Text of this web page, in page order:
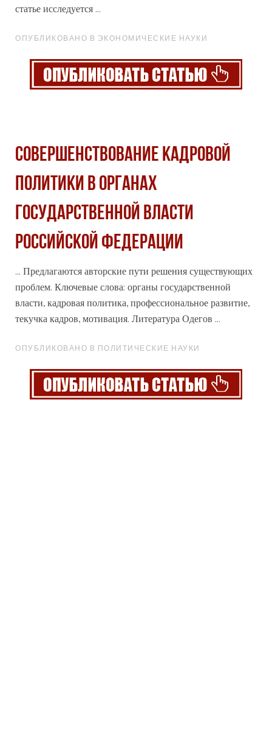
статье исследуется ...
ОПУБЛИКОВАНО В ЭКОНОМИЧЕСКИЕ НАУКИ
Совершенствование кадровой
политики в органах
государственной власти
Российской Федерации
... Предлагаются авторские пути решения существующих
проблем. Ключевые слова: органы государственной
власти, кадровая политика, профессиональное развитие,
текучка кадров, мотивация. Литература Одегов ...
ОПУБЛИКОВАНО В ПОЛИТИЧЕСКИЕ НАУКИ